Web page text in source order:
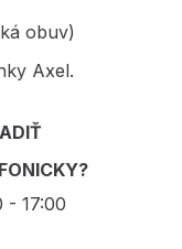
obuv)
Axel.
- 17:00